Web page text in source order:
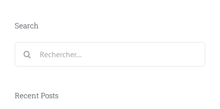
Search
Recent Posts